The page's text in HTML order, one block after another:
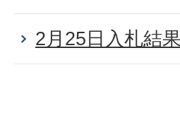
2月25日入札結